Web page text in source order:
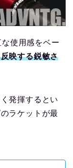
使用感をベー
映する鋭敏さ
発揮するとい
ラケットが最